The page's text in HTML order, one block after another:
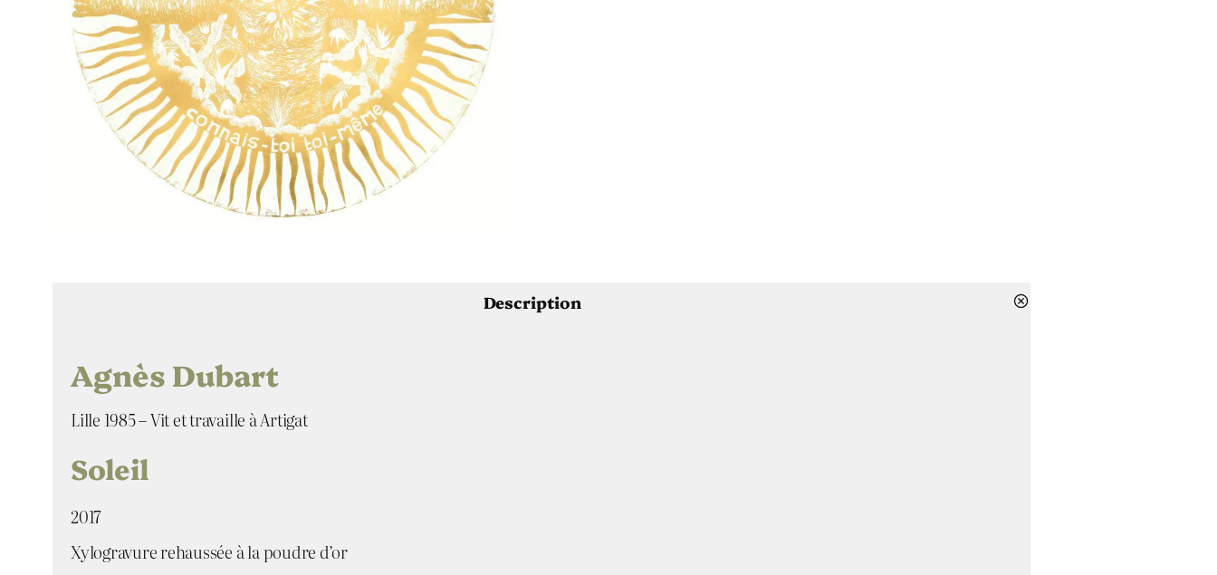
Description
Agnès Dubart
Lille 1985 – Vit et travaille à Artigat
Soleil
2017
Xylogravure rehaussée à la poudre d’or